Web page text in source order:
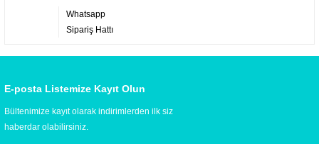
Whatsapp
Sipariş Hattı
E-posta Listemize Kayıt Olun
Bültenimize kayıt olarak indirimlerden ilk siz
haberdar olabilirsiniz.